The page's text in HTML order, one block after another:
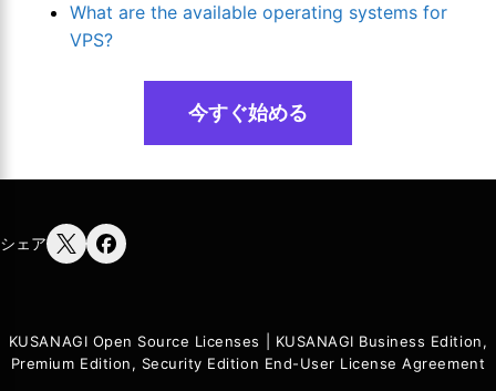
What are the available operating systems for
VPS?
今すぐ始める
シェア
KUSANAGI Open Source Licenses
KUSANAGI Business Edition,
Premium Edition, Security Edition End-User License Agreement